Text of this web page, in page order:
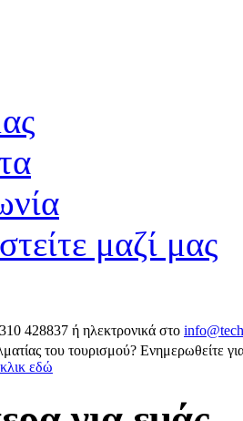
μαζί μας
428837 ή ηλεκτρονικά στο
του τουρισμού? Ενημερωθείτε
εδώ